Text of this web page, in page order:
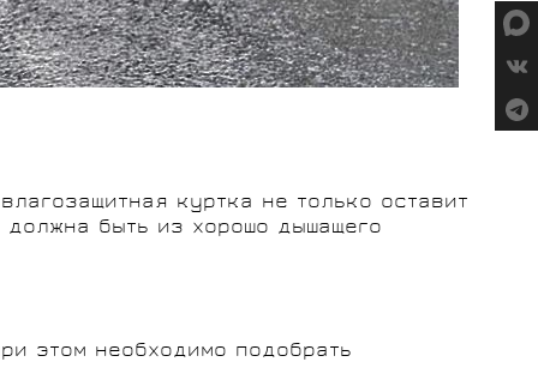
куртка не только оставит
быть из хорошо дышащего
этом необходимо подобрать